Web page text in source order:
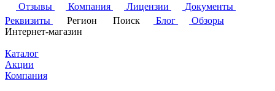
Отзывы
Компания Лицензии
Документы
Реквизиты
Регион Поиск Блог
Обзоры
Интернет-магазин
Каталог
Акции
Компания